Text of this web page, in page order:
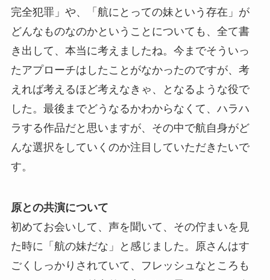
完全犯罪」や、「航にとっての妹という存在」が
どんなものなのかということについても、全て書
き出して、本当に考えましたね。今までそういっ
たアプローチはしたことがなかったのですが、考
えれば考えるほど考えなきゃ、となるような役で
した。最後までどうなるかわからなくて、ハラハ
ラする作品だと思いますが、その中で航自身がど
んな選択をしていくのか注目していただきたいで
す。
原との共演について
初めてお会いして、声を聞いて、その佇まいを見
た時に「航の妹だな」と感じました。原さんはす
ごくしっかりされていて、フレッシュなところも